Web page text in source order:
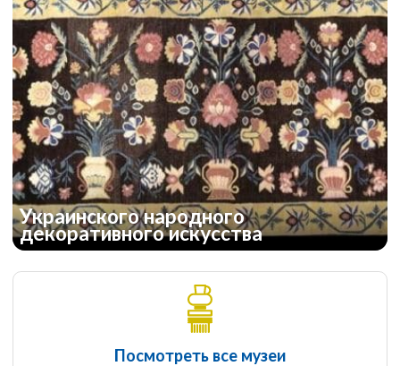
Украинского народного
декоративного искусства
Посмотреть все музеи